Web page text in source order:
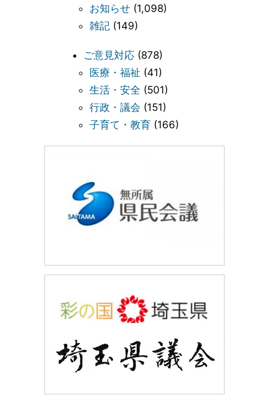
お知らせ (1,098)
雑記 (149)
ご意見対応 (878)
医療・福祉 (41)
生活・安全 (501)
行政・議会 (151)
子育て・教育 (166)